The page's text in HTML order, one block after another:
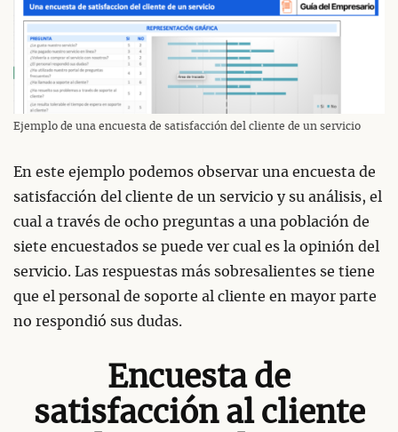
Ejemplo de una encuesta de satisfacción del cliente de un servicio
En este ejemplo podemos observar una encuesta de
satisfacción del cliente de un servicio y su análisis, el
cual a través de ocho preguntas a una población de
siete encuestados se puede ver cual es la opinión del
servicio. Las respuestas más sobresalientes se tiene
que el personal de soporte al cliente en mayor parte
no respondió sus dudas.
Encuesta de
satisfacción al cliente